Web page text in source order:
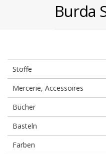
Burda
Stoffe
Mercerie, Accessoires
Bücher
Basteln
Farben